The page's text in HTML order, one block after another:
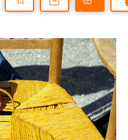
au
dossier
Nous
Demander